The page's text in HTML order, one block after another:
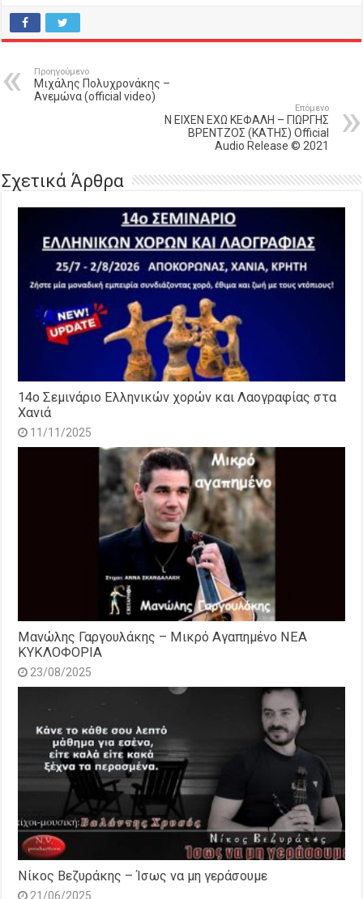
Προηγούμενο
Μιχάλης Πολυχρονάκης –
Ανεμώνα (official video)
Επόμενο
Ν ΕΙΧΕΝ ΕΧΩ ΚΕΦΑΛΗ – ΓΙΩΡΓΗΣ
ΒΡΕΝΤΖΟΣ (ΚΑΤΗΣ) Official
Audio Release © 2021
Σχετικά Άρθρα
14o Σεμινάριο Ελληνικών χορών και Λαογραφίας στα
Χανιά
11/11/2025
Μανώλης Γαργουλάκης – Μικρό Αγαπημένο NEΑ
ΚΥΚΛΟΦΟΡΙΑ
23/08/2025
Νίκος Βεζυράκης – Ίσως να μη γεράσουμε
21/06/2025